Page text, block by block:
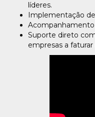
líderes.
Implementação
Acompanhamento
Suporte direto
empresas a faturar